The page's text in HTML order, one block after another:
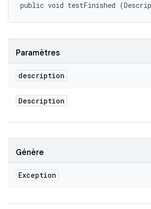
public void testFinished
Paramètres
description
Description
Génère
Exception